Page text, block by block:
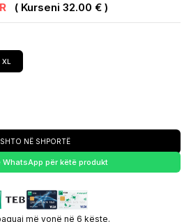
( Kurseni 32.00 € )
XL
SHTO NË SHPORTË
WhatsApp për këtë produkt
më vonë në 6 këste.